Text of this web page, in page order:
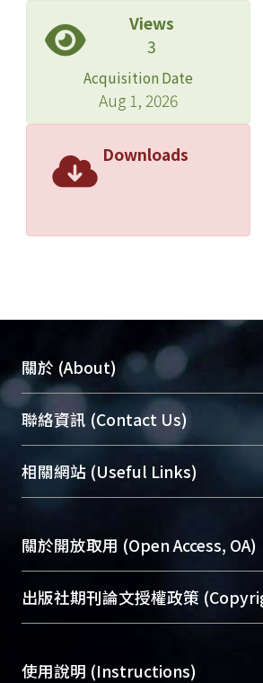
Views
3
Acquisition Date
Aug 1, 2026
Downloads
關於 (About)
臺大位居世界頂尖大學之列，為
展現本校豐碩的研究成果及學術
機構典藏（NTUR）與學術庫（AH
台，成為臺大學術典藏NTU
究能量、促進交流合作、保存學
成果。
To permanently archive and
profiles and scholarly works,
services of “NTU Repository”
聯絡資訊 (Contact Us)
總館學科館員(Main Library)
醫學圖書館學科館員(Medical
Sciences Library)
相關網站 (Useful Links)
關於開放取用 (Open Access, OA)
開放取用是從使用者角度提升資
動，應用在學術研究上是透過將
用逐年攀升。同時可加速研究發
出版社期刊論文授權政策
含部分內容的版權非匯入者所
使用說明 (Instructions)